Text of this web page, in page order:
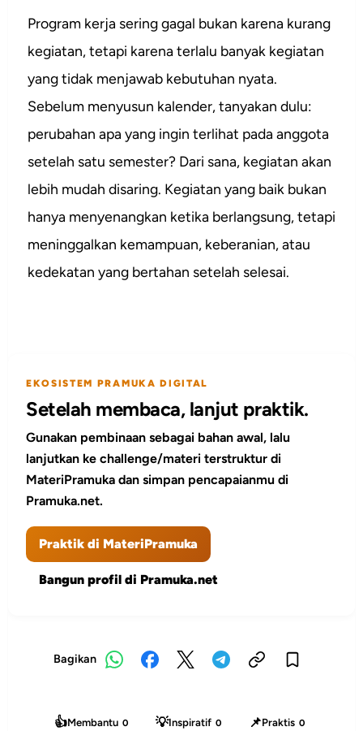
Program kerja sering gagal bukan karena kurang
kegiatan, tetapi karena terlalu banyak kegiatan
yang tidak menjawab kebutuhan nyata.
Sebelum menyusun kalender, tanyakan dulu:
perubahan apa yang ingin terlihat pada anggota
setelah satu semester? Dari sana, kegiatan akan
lebih mudah disaring. Kegiatan yang baik bukan
hanya menyenangkan ketika berlangsung, tetapi
meninggalkan kemampuan, keberanian, atau
kedekatan yang bertahan setelah selesai.
EKOSISTEM PRAMUKA DIGITAL
Setelah membaca, lanjut praktik.
Gunakan pembinaan sebagai bahan awal, lalu
lanjutkan ke challenge/materi terstruktur di
MateriPramuka dan simpan pencapaianmu di
Pramuka.net.
Praktik di MateriPramuka
Bangun profil di Pramuka.net
Bagikan
👍Membantu 0 💡Inspiratif 0 📌Praktis 0